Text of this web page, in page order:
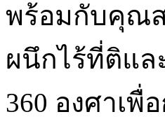
พร้อมกับคุณ
ผนึกไร้ที่ติแล
360 องศาเพื่